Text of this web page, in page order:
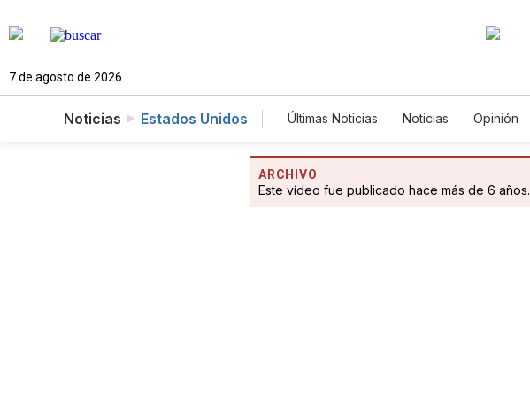
7 de agosto de 2026
Noticias Estados Unidos Últimas Noticias Noticias Opinión
ARCHIVO
Este vídeo fue publicado hace más de 6 años.